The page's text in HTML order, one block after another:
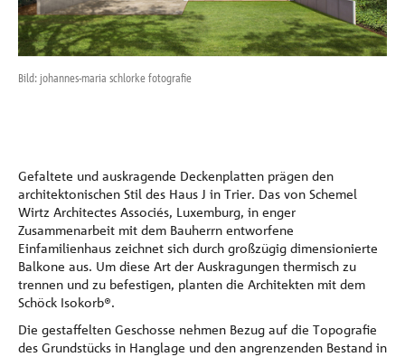
Referenzen
Unternehmen
Bild: johannes-maria schlorke fotografie
Gefaltete und auskragende Deckenplatten prägen den
architektonischen Stil des Haus J in Trier. Das von Schemel
Wirtz Architectes Associés, Luxemburg, in enger
Zusammenarbeit mit dem Bauherrn entworfene
Einfamilienhaus zeichnet sich durch großzügig dimensionierte
Balkone aus. Um diese Art der Auskragungen thermisch zu
trennen und zu befestigen, planten die Architekten mit dem
Schöck Isokorb®.
Die gestaffelten Geschosse nehmen Bezug auf die Topografie
des Grundstücks in Hanglage und den angrenzenden Bestand in